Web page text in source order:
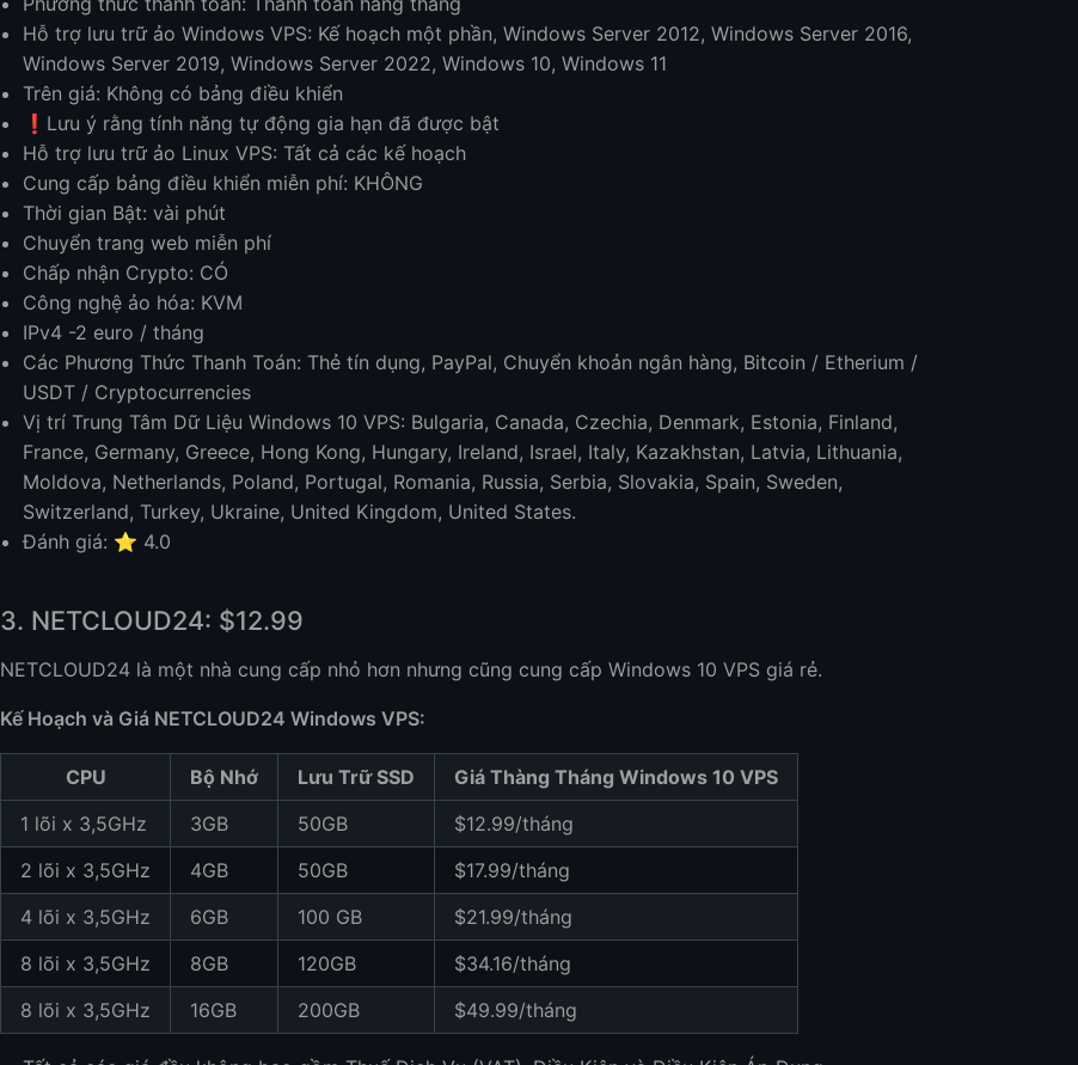
Hỗ trợ lưu trữ ảo Windows VPS: Kế hoạch một phần, Windows Server 2012, Windows Server 2016,
Windows Server 2019, Windows Server 2022, Windows 10, Windows 11
Trên giá: Không có bảng điều khiển
❗️Lưu ý rằng tính năng tự động gia hạn đã được bật
Hỗ trợ lưu trữ ảo Linux VPS: Tất cả các kế hoạch
Cung cấp bảng điều khiển miễn phí: KHÔNG
Thời gian Bật: vài phút
Chuyển trang web miễn phí
Chấp nhận Crypto: CÓ
Công nghệ ảo hóa: KVM
IPv4 -2 euro / tháng
Các Phương Thức Thanh Toán: Thẻ tín dụng, PayPal, Chuyển khoản ngân hàng, Bitcoin / Etherium /
USDT / Cryptocurrencies
Vị trí Trung Tâm Dữ Liệu Windows 10 VPS: Bulgaria, Canada, Czechia, Denmark, Estonia, Finland,
France, Germany, Greece, Hong Kong, Hungary, Ireland, Israel, Italy, Kazakhstan, Latvia, Lithuania,
Moldova, Netherlands, Poland, Portugal, Romania, Russia, Serbia, Slovakia, Spain, Sweden,
Switzerland, Turkey, Ukraine, United Kingdom, United States.
Đánh giá: ⭐ 4.0
3. NETCLOUD24: $12.99
NETCLOUD24 là một nhà cung cấp nhỏ hơn nhưng cũng cung cấp Windows 10 VPS giá rẻ.
Kế Hoạch và Giá NETCLOUD24 Windows VPS:
CPU Bộ Nhớ Lưu Trữ SSD
Giá Thàng Tháng Windows 10 VPS
1 lõi x 3,5GHz
3GB 50GB
$12.99/tháng
2 lõi x 3,5GHz
4GB 50GB
$17.99/tháng
4 lõi x 3,5GHz
6GB 100 GB
$21.99/tháng
8 lõi x 3,5GHz
8GB 120GB
$34.16/tháng
8 lõi x 3,5GHz
16GB 200GB $49.99/tháng